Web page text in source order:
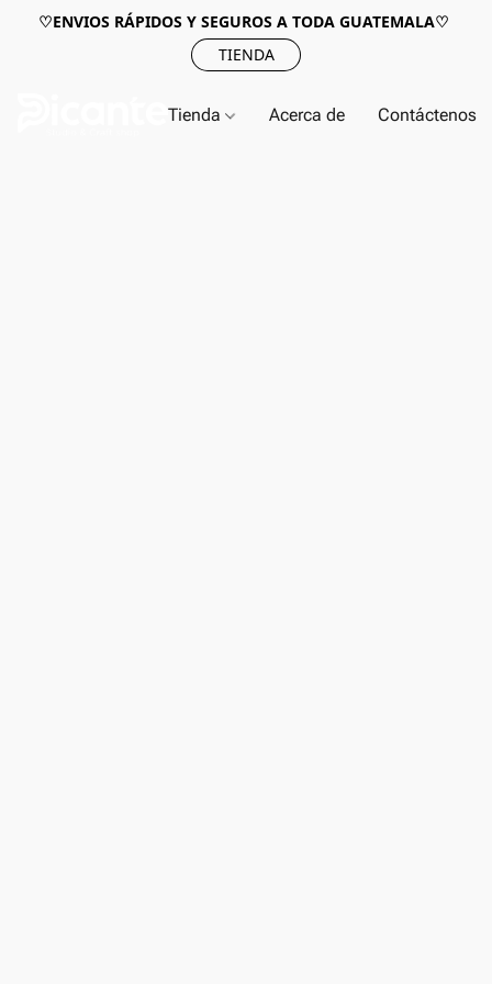
♡ENVIOS RÁPIDOS Y SEGUROS A TODA GUATEMALA♡
TIENDA
Tienda Acerca de Contáctenos